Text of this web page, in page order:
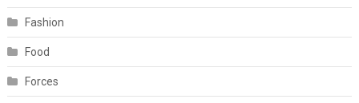
Fashion
Food
Forces